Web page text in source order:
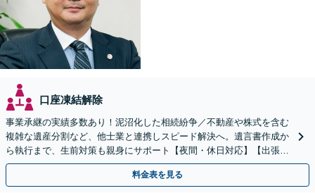
口座凍結解除
事業承継の実績多数あり！泥沼化した相続紛争／不動産や株式を含む
複雑な遺産分割など、他士業と連携しスピード解決へ。遺言書作成か
ら執行まで、生前対策も親身にサポート【夜間・休日対応】【出張サ
ポート】【岡山駅10分】
料金表を見る